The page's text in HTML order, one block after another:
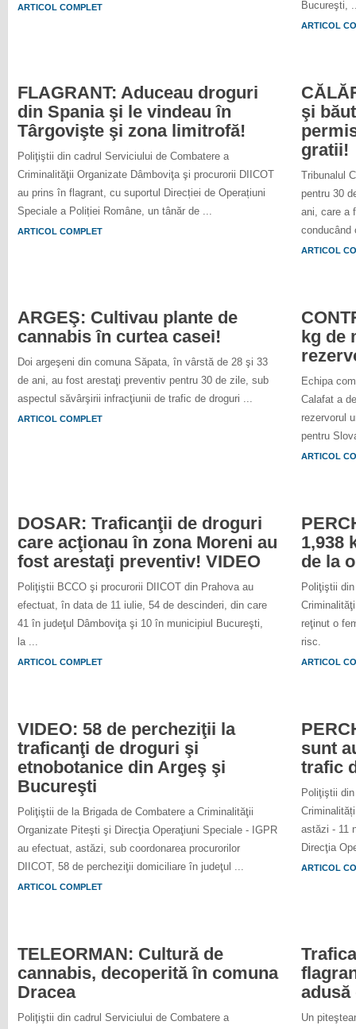
ARTICOL COMPLET
Bucureşti,
ARTICOL
FLAGRANT: Aduceau droguri
din Spania şi le vindeau în
Târgovişte şi zona limitrofă!
Poliţiştii din cadrul Serviciului de Combatere a
Criminalităţii Organizate Dâmboviţa şi procurorii DIICOT
au prins în flagrant, cu suportul Direcției de Operațiuni
Speciale a Poliției Române, un tânăr de ...
ARTICOL COMPLET
şi
gratii!
Tribunalul
pentru 30
ani, care a
conducând
ARTICOL
ARGEŞ: Cultivau plante de
cannabis în curtea casei!
Doi argeşeni din comuna Săpata, în vârstă de 28 şi 33
de ani, au fost arestaţi preventiv pentru 30 de zile, sub
aspectul săvârşirii infracţiunii de trafic de droguri ...
ARTICOL COMPLET
kg de
Echipa
Calafat a
rezervorul
pentru
ARTICOL
DOSAR: Traficanţii de droguri
care acţionau în zona Moreni au
fost arestaţi preventiv! VIDEO
Poliţiştii BCCO şi procurorii DIICOT din Prahova au
efectuat, în data de 11 iulie, 54 de descinderi, din care
41 în judeţul Dâmboviţa şi 10 în municipiul Bucureşti,
la ...
ARTICOL COMPLET
1,938
de la
Poliţiştii
reţinut o
risc.
ARTICOL
VIDEO: 58 de percheziţii la
traficanţi de droguri şi
etnobotanice din Argeş şi
Bucureşti
Poliţiştii de la Brigada de Combatere a Criminalităţii
Organizate Piteşti şi Direcţia Operaţiuni Speciale - IGPR
au efectuat, astăzi, sub coordonarea procurorilor
DIICOT, 58 de percheziţii domiciliare în judeţul ...
ARTICOL COMPLET
sunt
trafic
Poliţiştii
astăzi - 11
Direcţia
ARTICOL
TELEORMAN: Cultură de
cannabis, decoperită în comuna
Dracea
Poliţiştii din cadrul Serviciului de Combatere a
adusă
Un